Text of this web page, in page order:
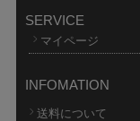
SERVICE
マイページ
INFOMATION
送料について